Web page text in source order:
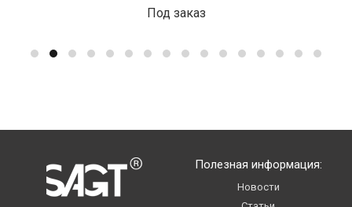
Под заказ
Полезная информация:
Новости